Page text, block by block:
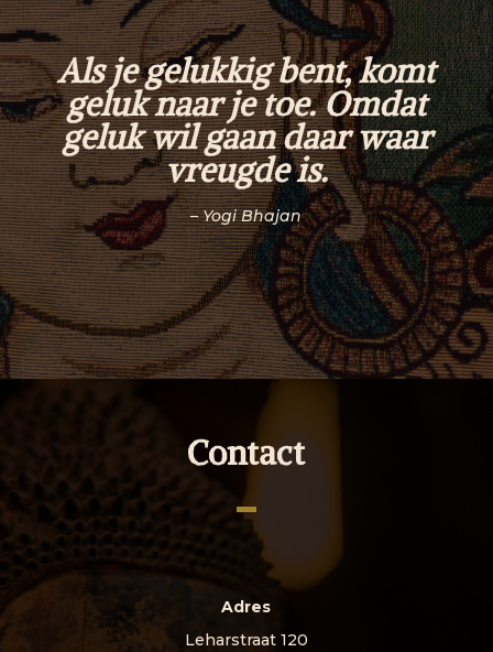
Als je gelukkig bent, komt
geluk naar je toe.Omdat
geluk wil gaan daar waar
vreugde is.
– Yogi Bhajan
Contact
Adres
Leharstraat 120